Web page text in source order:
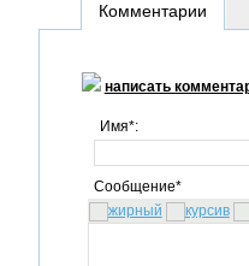
Комментарии
написать
Имя*:
Сообщение*